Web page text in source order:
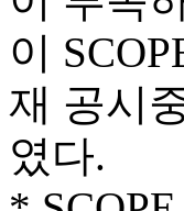
이
재 공시
였다.